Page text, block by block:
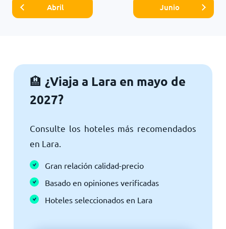
Abril Junio
🏨 ¿Viaja a Lara en mayo de
2027?
Consulte los hoteles más recomendados
en Lara.
Gran relación calidad-precio
Basado en opiniones verificadas
Hoteles seleccionados en Lara